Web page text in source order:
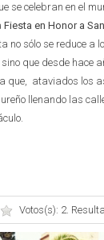
se celebran en el
Fiesta en Honor a
no sólo se reduce a
que desde hace
que, ataviados los
llenando las
Votos(s): 2.